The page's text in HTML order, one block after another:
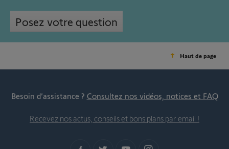
Posez votre question
Haut de page
Besoin d’assistance ? Consultez nos vidéos, notices et FAQ
Recevez nos actus, conseils et bons plans par email !